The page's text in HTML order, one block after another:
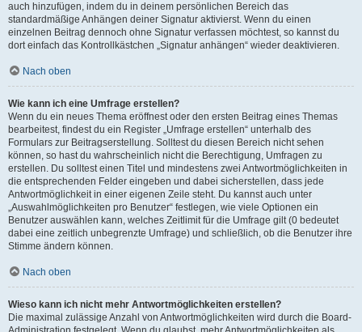
auch hinzufügen, indem du in deinem persönlichen Bereich das
standardmäßige Anhängen deiner Signatur aktivierst. Wenn du einen
einzelnen Beitrag dennoch ohne Signatur verfassen möchtest, so kannst du
dort einfach das Kontrollkästchen „Signatur anhängen“ wieder deaktivieren.
Nach oben
Wie kann ich eine Umfrage erstellen?
Wenn du ein neues Thema eröffnest oder den ersten Beitrag eines Themas
bearbeitest, findest du ein Register „Umfrage erstellen“ unterhalb des
Formulars zur Beitragserstellung. Solltest du diesen Bereich nicht sehen
können, so hast du wahrscheinlich nicht die Berechtigung, Umfragen zu
erstellen. Du solltest einen Titel und mindestens zwei Antwortmöglichkeiten in
die entsprechenden Felder eingeben und dabei sicherstellen, dass jede
Antwortmöglichkeit in einer eigenen Zeile steht. Du kannst auch unter
„Auswahlmöglichkeiten pro Benutzer“ festlegen, wie viele Optionen ein
Benutzer auswählen kann, welches Zeitlimit für die Umfrage gilt (0 bedeutet
dabei eine zeitlich unbegrenzte Umfrage) und schließlich, ob die Benutzer ihre
Stimme ändern können.
Nach oben
Wieso kann ich nicht mehr Antwortmöglichkeiten erstellen?
Die maximal zulässige Anzahl von Antwortmöglichkeiten wird durch die Board-